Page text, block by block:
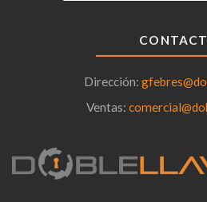
Dirección:
Ventas: